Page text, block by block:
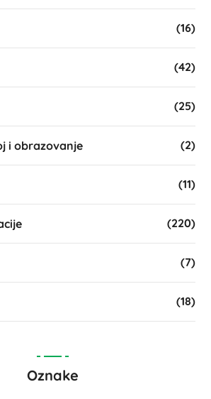
(16)
(42)
(25)
i obrazovanje (2)
(11)
(220)
(7)
(18)
Oznake